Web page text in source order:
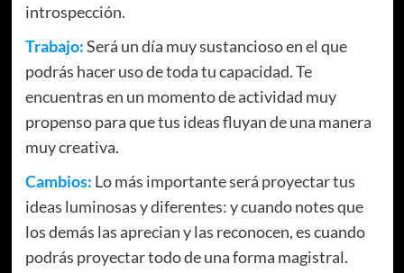
introspección.
Trabajo:Será un día muy sustancioso en el que
podrás hacer uso de toda tu capacidad. Te
encuentras en un momento de actividad muy
propenso para que tus ideas fluyan de una manera
muy creativa.
Cambios: Lo más importante será proyectar tus
ideas luminosas y diferentes: y cuando notes que
los demás las aprecian y las reconocen, es cuando
podrás proyectar todo de una forma magistral.